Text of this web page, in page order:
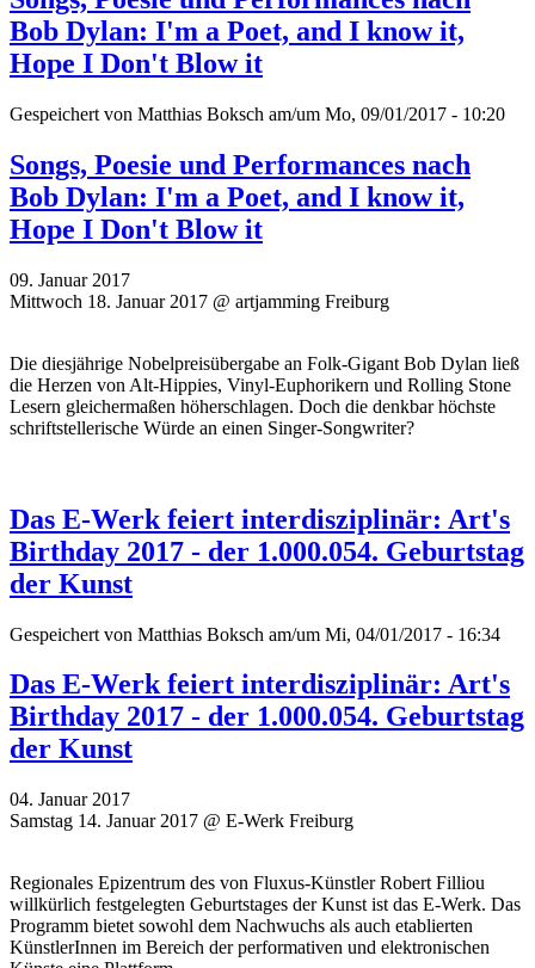
Bob Dylan: I'm a Poet, and I know it,
Hope I Don't Blow it
Gespeichert von Matthias Boksch am/um Mo, 09/01/2017 - 10:20
Songs, Poesie und Performances nach
Bob Dylan: I'm a Poet, and I know it,
Hope I Don't Blow it
09. Januar 2017
Mittwoch 18. Januar 2017 @ artjamming Freiburg
Die diesjährige Nobelpreisübergabe an Folk-Gigant Bob Dylan ließ
die Herzen von Alt-Hippies, Vinyl-Euphorikern und Rolling Stone
Lesern gleichermaßen höherschlagen. Doch die denkbar höchste
schriftstellerische Würde an einen Singer-Songwriter?
Das E-Werk feiert interdisziplinär: Art's
Birthday 2017 - der 1.000.054. Geburtstag
der Kunst
Gespeichert von Matthias Boksch am/um Mi, 04/01/2017 - 16:34
Das E-Werk feiert interdisziplinär: Art's
Birthday 2017 - der 1.000.054. Geburtstag
der Kunst
04. Januar 2017
Samstag 14. Januar 2017 @ E-Werk Freiburg
Regionales Epizentrum des von Fluxus-Künstler Robert Filliou
willkürlich festgelegten Geburtstages der Kunst ist das E-Werk. Das
Programm bietet sowohl dem Nachwuchs als auch etablierten
KünstlerInnen im Bereich der performativen und elektronischen